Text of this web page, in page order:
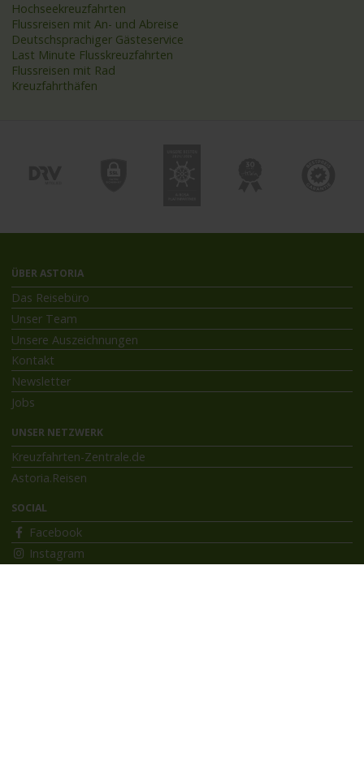
Hochseekreuzfahrten
Flussreisen mit An- und Abreise
Deutschsprachiger Gästeservice
Last Minute Flusskreuzfahrten
Flussreisen mit Rad
Kreuzfahrthäfen
ÜBER ASTORIA
Das Reisebüro
Unser Team
Unsere Auszeichnungen
Kontakt
Newsletter
Jobs
UNSER NETZWERK
Kreuzfahrten-Zentrale.de
Astoria.Reisen
SOCIAL
Facebook
Instagram